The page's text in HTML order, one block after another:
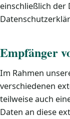
einschließlich der
Empfänger
Im Rahmen
verschiedenen
teilweise auch
Daten an diese